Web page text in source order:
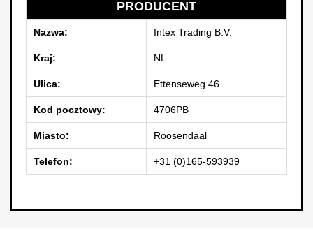
PRODUCENT
Nazwa: Intex Trading B.V.
Kraj: NL
Ulica: Ettenseweg 46
Kod pocztowy: 4706PB
Miasto: Roosendaal
Telefon: +31 (0)165-593939